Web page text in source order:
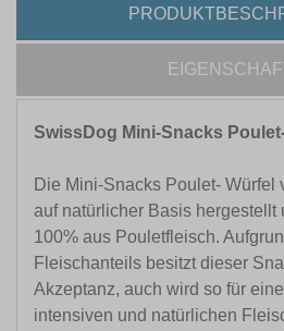
SwissDog Mini-Snacks
Die Mini-Snacks Poulet- Würfel
auf natürlicher Basis hergestellt
100% aus Pouletfleisch.
Fleischanteils besitzt dieser
Akzeptanz, auch wird so für
intensiven und natürlichen